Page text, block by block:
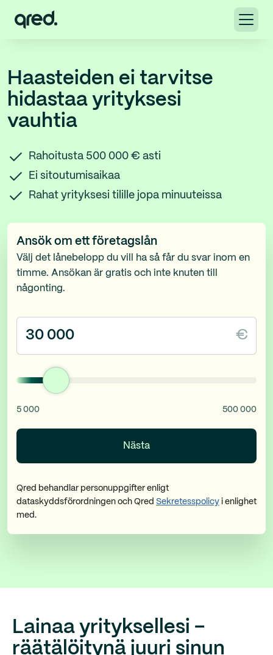
Haasteiden ei tarvitse
hidastaa yrityksesi
vauhtia
Rahoitusta 500 000 € asti
Ei sitoutumisaikaa
Rahat yrityksesi tilille jopa minuuteissa
Ansök om ett företagslån
Välj det lånebelopp du vill ha så får du svar inom en
timme. Ansökan är gratis och inte knuten till
någonting.
€
5 000 500 000
Qred behandlar personuppgifter enligt
dataskyddsförordningen och Qred Sekretesspolicy i enlighet
med.
Lainaa yrityksellesi –
räätälöitynä juuri sinun